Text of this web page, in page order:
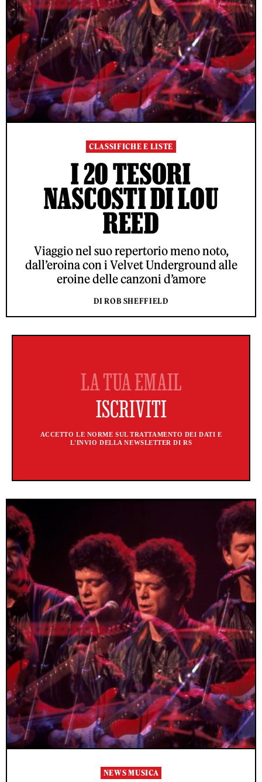
CLASSIFICHE E LISTE
I 20 TESORI
NASCOSTI DI LOU
REED
Viaggio nel suo repertorio meno noto,
dall’eroina con i Velvet Underground alle
eroine delle canzoni d’amore
DI ROB SHEFFIELD
ACCETTO LE NORME SUL TRATTAMENTO DEI DATI E
L'INVIO DELLA NEWSLETTER DI RS
NEWS MUSICA